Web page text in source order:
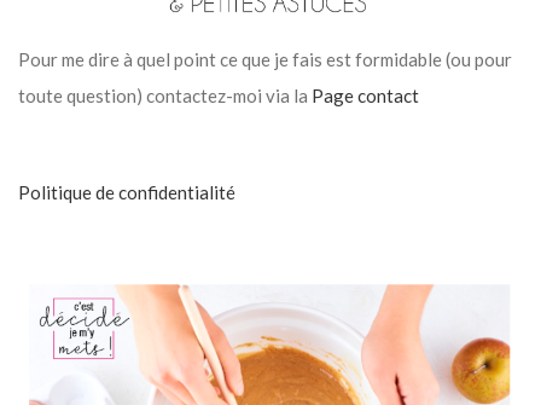
Pour me dire à quel point ce que je fais est formidable (ou pour
toute question) contactez-moi via la Page contact
Politique de confidentialité